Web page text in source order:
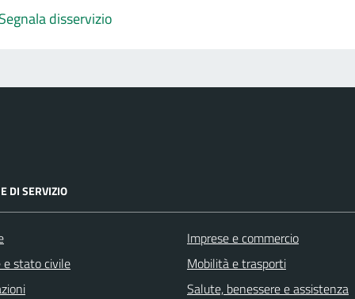
disservizio
DI SERVIZIO
e stato civile
Imprese e commercio
Mobilità e trasporti
Salute, benessere e assistenza